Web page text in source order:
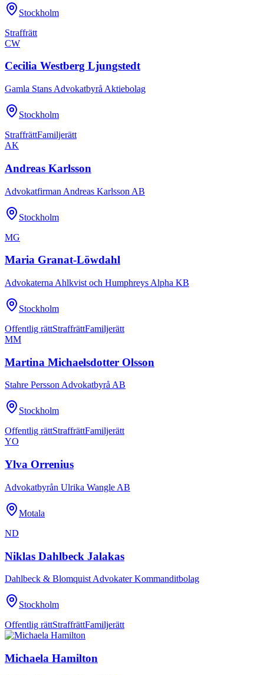
Stockholm
Straffrätt
CW
Cecilia Westberg Ljungstedt
Gamla Stans Advokatbyrå Aktiebolag
Stockholm
StraffrättFamiljerätt
AK
Andreas Karlsson
Advokatfirman Andreas Karlsson AB
Stockholm
MG
Maria Granat-Löwdahl
Advokaterna Ahlkvist och Humphreys Alpha KB
Stockholm
Offentlig rättStraffrättFamiljerätt
MM
Martina Michaelsdotter Olsson
Stahre Persson Advokatbyrå AB
Stockholm
Offentlig rättStraffrättFamiljerätt
YO
Ylva Orrenius
Advokatbyrån Ulrika Wangle AB
Motala
ND
Niklas Dahlbeck Jalakas
Dahlbeck & Blomquist Advokater Kommanditbolag
Stockholm
Offentlig rättStraffrättFamiljerätt
Michaela Hamilton